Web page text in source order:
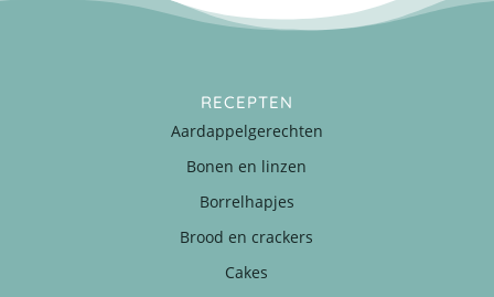
RECEPTEN
Aardappelgerechten
Bonen en linzen
Borrelhapjes
Brood en crackers
Cakes